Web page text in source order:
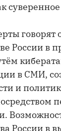
суверенное
говорят
России в
в СМИ,
и
России в